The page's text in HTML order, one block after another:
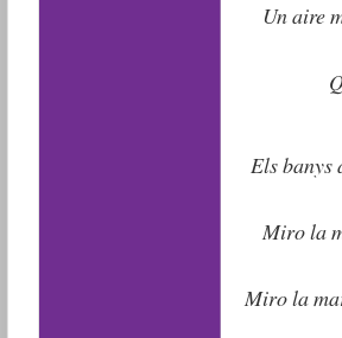
Un aire
Els banys
Miro la
Miro la